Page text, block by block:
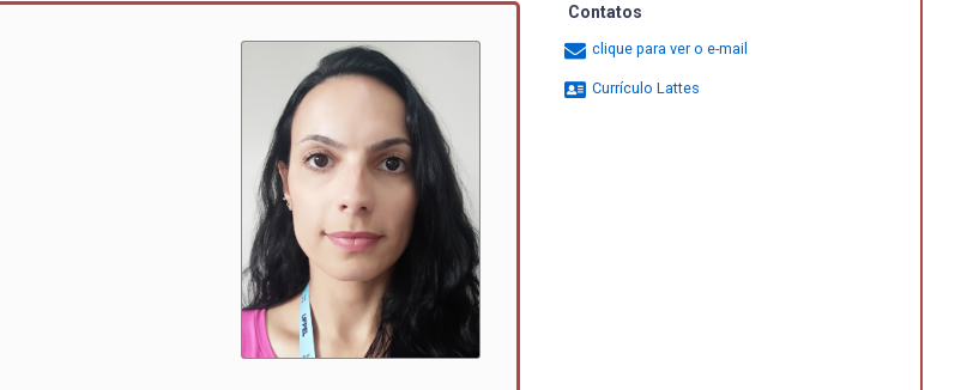
Contatos
clique para ver o e-mail
Currículo Lattes